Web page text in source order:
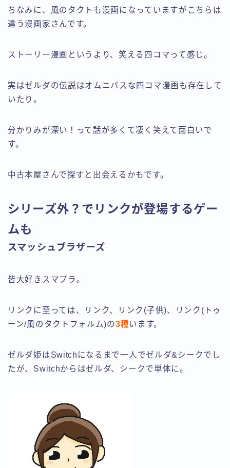
ちなみに、風のタクトも漫画になっていますがこちらは
違う漫画家さんです。
ストーリー漫画というより、笑える四コマって感じ。
実はゼルダの伝説はオムニバスな四コマ漫画も存在して
いたり。
分かりみが深い！って話が多くて凄く笑えて面白いで
す。
中古本屋さんで探すと出会えるかもです。
シリーズ外？でリンクが登場するゲー
ムも
スマッシュブラザーズ
皆大好きスマブラ。
リンクに至っては、リンク、リンク(子供)、リンク(トゥ
ーン/風のタクトフォルム)の3種います。
ゼルダ姫はSwitchになるまで一人でゼルダ&シークでし
たが、Switchからはゼルダ、シークで単体に。